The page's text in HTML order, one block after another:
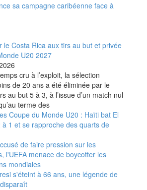
sa campagne caribéenne face à
le Costa Rica aux tirs au but et privée
U20 2027
cru à l’exploit, la sélection
de 20 ans a été éliminée par le
au but 5 à 3, à l’issue d’un match nul
terme des
Coupe du Monde U20 : Haïti bat El
à 1 et se rapproche des quarts de
de faire pression sur les
l'UEFA menace de boycotter les
mondiales
s'éteint à 66 ans, une légende de